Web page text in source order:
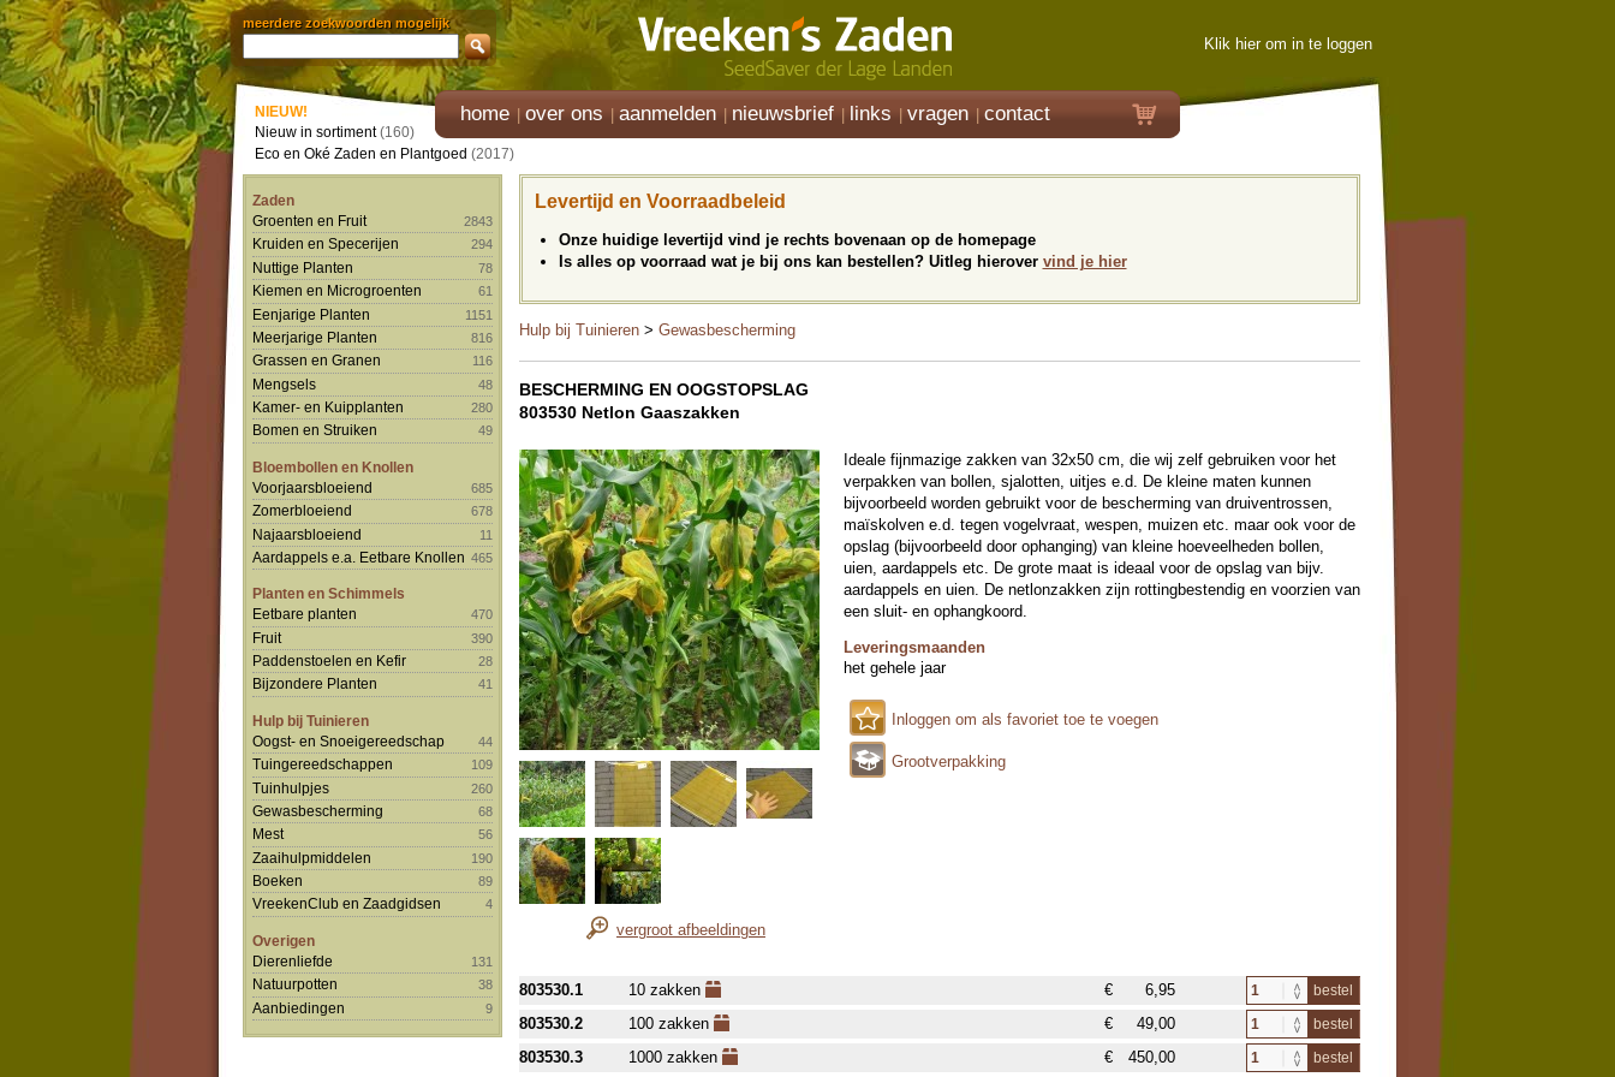
meerdere zoekwoorden mogelijk
Klik hier om in te loggen
home over ons aanmelden nieuwsbrief links vragen contact
NIEUW!
Nieuw in sortiment(160)
Eco en Oké Zaden en Plantgoed (2017)
Zaden
Groenten en Fruit
2843
Kruiden en Specerijen 294
Nuttige Planten 78
Kiemen en Microgroenten 61
Eenjarige Planten 1151
Meerjarige Planten 816
Grassen en Granen 116
Mengsels 48
Kamer- en Kuipplanten 280
Bomen en Struiken 49
Bloembollen en Knollen
Voorjaarsbloeiend
685
Zomerbloeiend 678
Najaarsbloeiend 11
Aardappels e.a. Eetbare Knollen 465
Planten en Schimmels
Eetbare planten
470
Fruit 390
Paddenstoelen en Kefir 28
Bijzondere Planten 41
Hulp bij Tuinieren
Oogst- en Snoeigereedschap
44
Tuingereedschappen 109
Tuinhulpjes 260
Gewasbescherming 68
Mest 56
Zaaihulpmiddelen 190
Boeken 89
VreekenClub en Zaadgidsen 4
Overigen
Dierenliefde
131
Natuurpotten 38
Aanbiedingen 9
Levertijd en Voorraadbeleid
Onze huidige levertijd vind je rechts bovenaan op de homepage
Is alles op voorraad wat je bij ons kan bestellen? Uitleg hierover vind je hier
Hulp bij Tuinieren > Gewasbescherming
BESCHERMING EN OOGSTOPSLAG
803530 Netlon Gaaszakken
vergroot afbeeldingen
Ideale fijnmazige zakken van 32x50 cm, die wij zelf gebruiken voor het
verpakken van bollen, sjalotten, uitjes e.d. De kleine maten kunnen
bijvoorbeeld worden gebruikt voor de bescherming van druiventrossen,
maïskolven e.d. tegen vogelvraat, wespen, muizen etc. maar ook voor de
opslag (bijvoorbeeld door ophanging) van kleine hoeveelheden bollen,
uien, aardappels etc. De grote maat is ideaal voor de opslag van bijv.
aardappels en uien. De netlonzakken zijn rottingbestendig en voorzien van
een sluit- en ophangkoord.
Leveringsmaanden
het gehele jaar
Inloggen om als favoriet toe te voegen
Grootverpakking
803530.1 10 zakken € 6,95 bestel
803530.2 100 zakken € 49,00 bestel
803530.3 1000 zakken € 450,00 bestel